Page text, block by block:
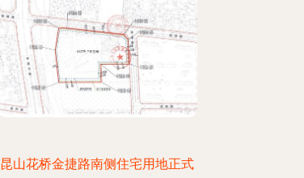
昆山花桥金捷路南侧住宅用地正式